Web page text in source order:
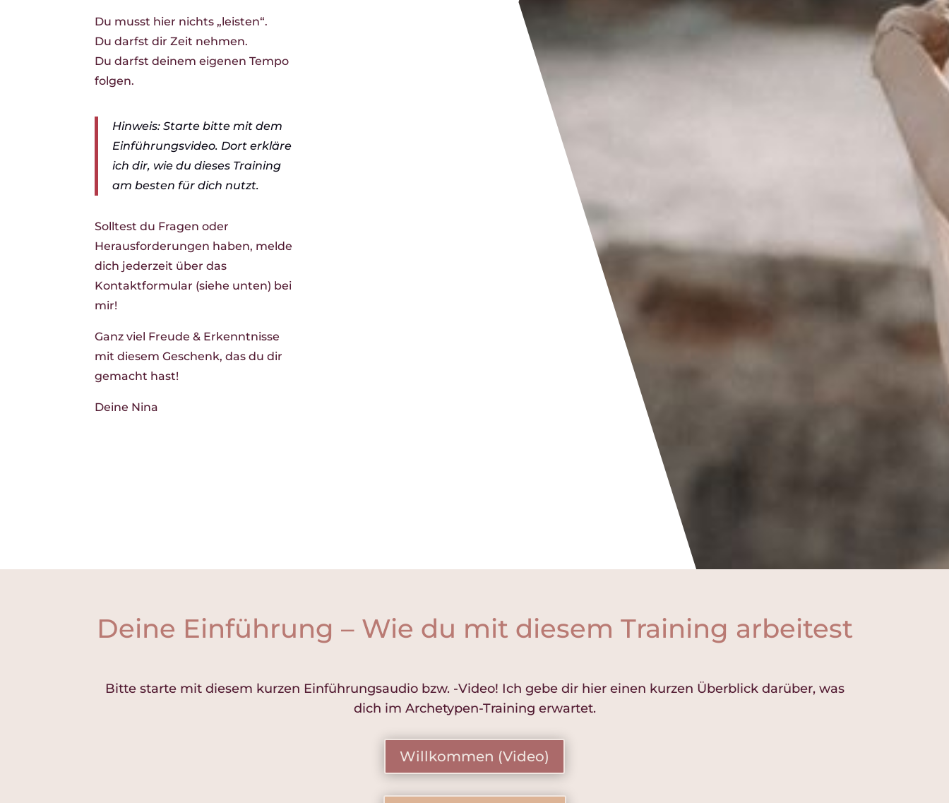
Du musst hier nichts „leisten“.
Du darfst dir Zeit nehmen.
Du darfst deinem eigenen Tempo
folgen.
Hinweis: Starte bitte mit dem
Einführungsvideo. Dort erkläre
ich dir, wie du dieses Training
am besten für dich nutzt.
Solltest du Fragen oder
Herausforderungen haben, melde
dich jederzeit über das
Kontaktformular (siehe unten) bei
mir!
Ganz viel Freude & Erkenntnisse
mit diesem Geschenk, das du dir
gemacht hast!
Deine Nina
Deine Einführung – Wie du mit diesem Training arbeitest
Bitte starte mit diesem kurzen Einführungsaudio bzw. -Video! Ich gebe dir hier einen kurzen Überblick darüber, was
dich im Archetypen-Training erwartet.
Willkommen (Video)